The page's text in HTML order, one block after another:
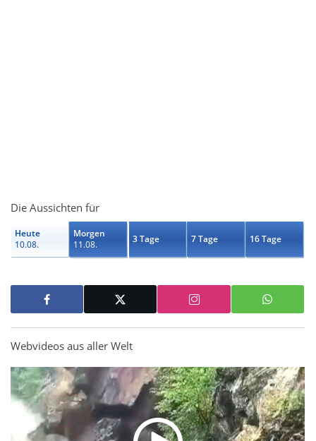
Die Aussichten für
Heute
10.08.
Morgen
11.08.
3 Tage 7 Tage 16 Tage
Webvideos aus aller Welt